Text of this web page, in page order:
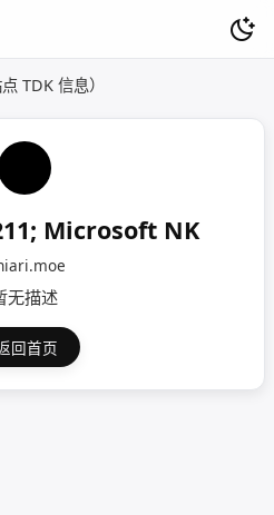
TDK 信息）
Microsoft NK
无描述
回首页